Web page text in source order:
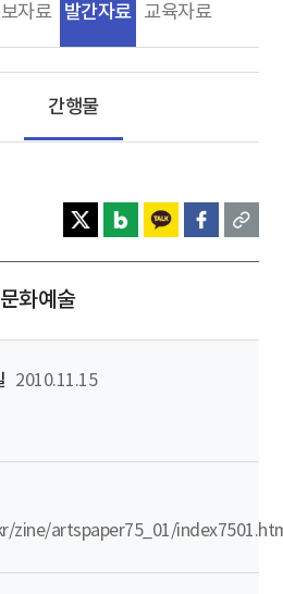
자료 발간자료 교육자료
간행물
화예술
2010.11.15
zine/artspaper75_01/